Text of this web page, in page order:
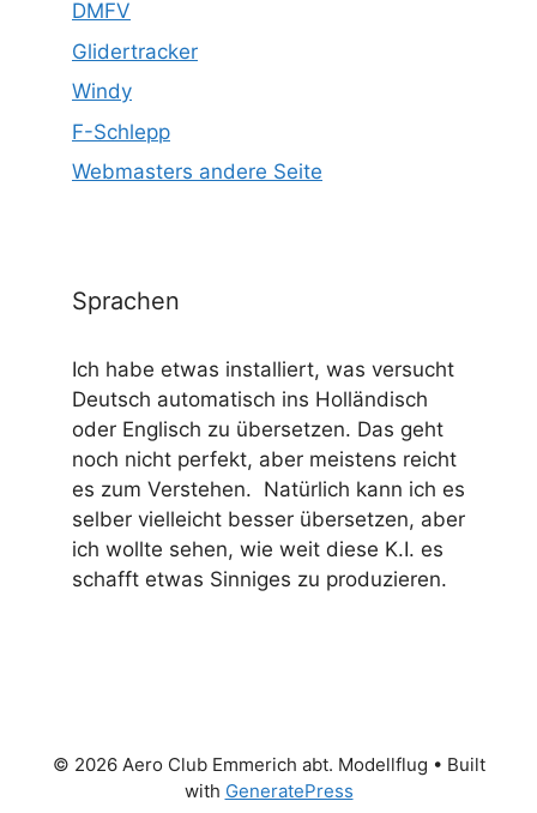
DMFV
Glidertracker
Windy
F-Schlepp
Webmasters andere Seite
Sprachen
Ich habe etwas installiert, was versucht
Deutsch automatisch ins Holländisch
oder Englisch zu übersetzen. Das geht
noch nicht perfekt, aber meistens reicht
es zum Verstehen. Natürlich kann ich es
selber vielleicht besser übersetzen, aber
ich wollte sehen, wie weit diese K.I. es
schafft etwas Sinniges zu produzieren.
© 2026 Aero Club Emmerich abt. Modellflug • Built
with GeneratePress